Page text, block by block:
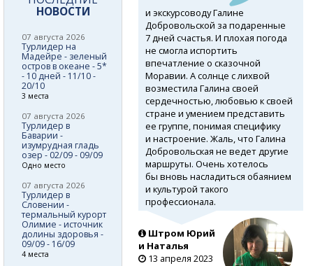
и экскурсоводу Галине
Добровольской за подаренные
7 дней счастья. И плохая погода
не смогла испортить
впечатление о сказочной
Моравии. А солнце с лихвой
возместила Галина своей
сердечностью, любовью к своей
стране и умением представить
ее группе, понимая специфику
и настроение. Жаль, что Галина
Добровольская не ведет другие
маршруты. Очень хотелось
бы вновь насладиться обаянием
и культурой такого
профессионала.
Штром Юрий
и Наталья
13 апреля 2023
НОВОСТИ
07 августа 2026
Турлидер на
Мадейре - зеленый
остров в океане - 5*
- 10 дней - 11/10 -
20/10
3 места
07 августа 2026
Турлидер в
Баварии -
изумрудная гладь
озер - 02/09 - 09/09
Одно место
07 августа 2026
Турлидер в
Словении -
термальный курорт
Олимие - источник
долины здоровья -
09/09 - 16/09
4 места